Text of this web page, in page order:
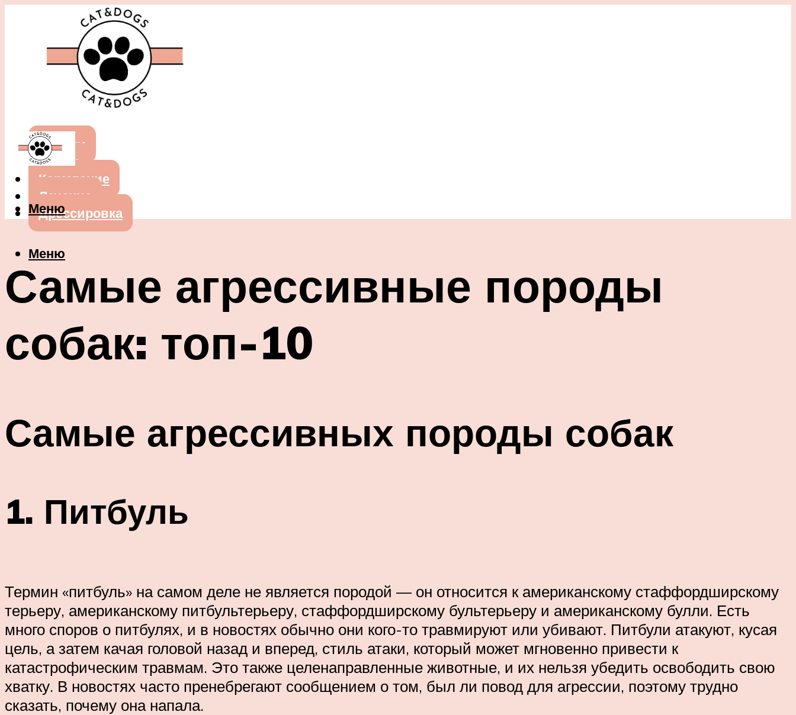
Собаки
Кошки
Кормление
Лечение
Дрессировка
Меню
Меню
Самые агрессивные породы
собак: топ-10
Самые агрессивных породы собак
1. Питбуль
Термин «питбуль» на самом деле не является породой — он относится к американскому стаффордширскому
терьеру, американскому питбультерьеру, стаффордширскому бультерьеру и американскому булли. Есть
много споров о питбулях, и в новостях обычно они кого-то травмируют или убивают. Питбули атакуют, кусая
цель, а затем качая головой назад и вперед, стиль атаки, который может мгновенно привести к
катастрофическим травмам. Это также целенаправленные животные, и их нельзя убедить освободить свою
хватку. В новостях часто пренебрегают сообщением о том, был ли повод для агрессии, поэтому трудно
сказать, почему она напала.